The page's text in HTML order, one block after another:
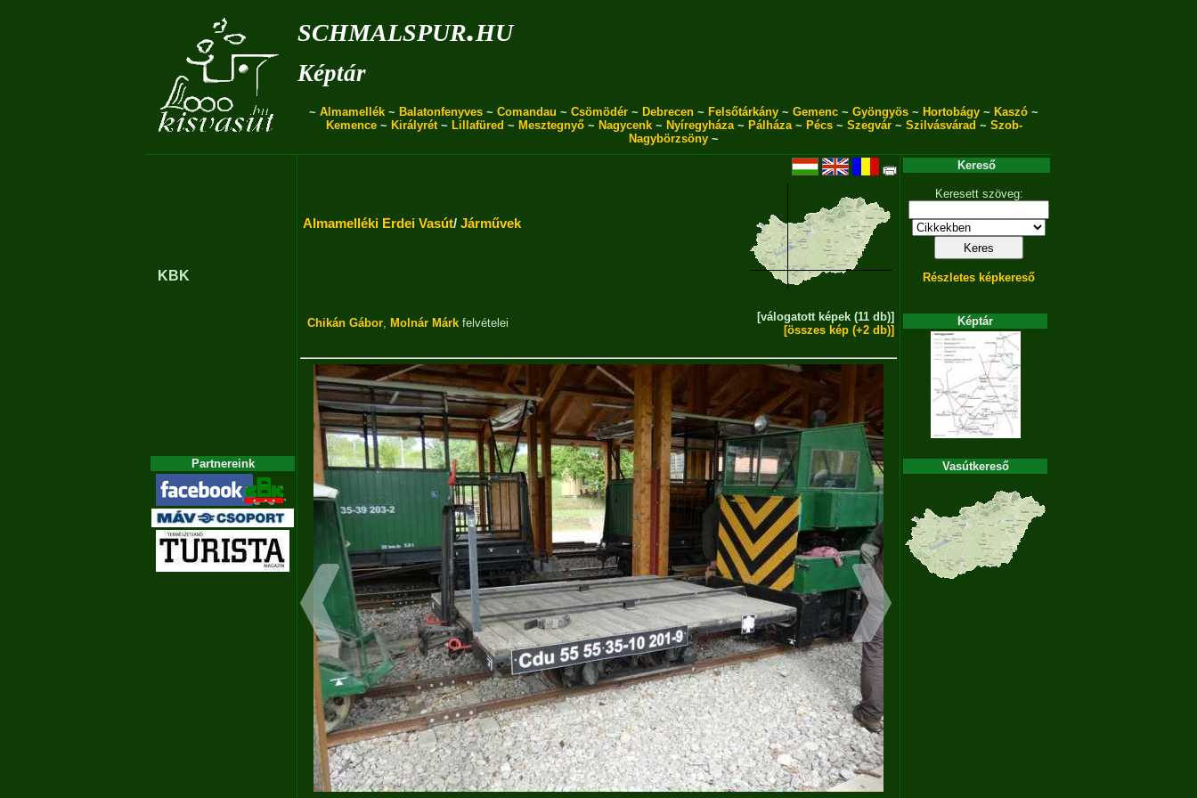
schmalspur.hu
Képtár
~ Almamellék ~ Balatonfenyves ~ Comandau ~ Csömödér ~ Debrecen ~ Felsőtárkány ~ Gemenc ~ Gyöngyös ~ Hortobágy ~ Kaszó ~
Kemence~ Királyrét~ Lillafüred ~ Mesztegnyő~ Nagycenk~ Nyíregyháza~ Pálháza~ Pécs~ Szegvár~ Szilvásvárad ~ Szob-
Nagybörzsöny ~
KBK
Partnereink
Almamelléki Erdei Vasút/ Járművek
Chikán Gábor, Molnár Márk felvételei
[válogatott képek (11 db)]
[összes kép (+2 db)]
Kereső
Keresett szöveg:
Részletes képkereső
Képtár
Vasútkereső